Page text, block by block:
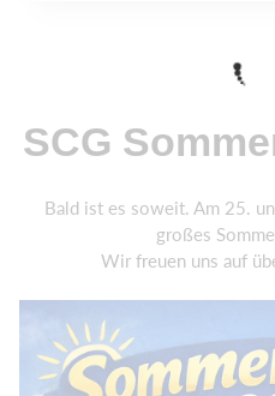
SCG
Bald ist es soweit. Am 25.
großes
Wir freuen uns auf